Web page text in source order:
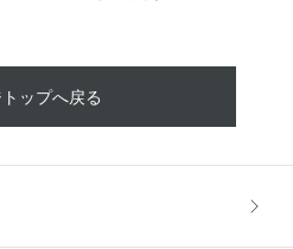
ップへ戻る